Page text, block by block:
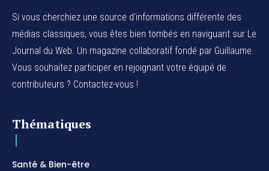
Si vous cherchiez une source d'informations différente des
médias classiques, vous êtes bien tombés en naviguant sur Le
Journal du Web. Un magazine collaboratif fondé par Guillaume.
Vous souhaitez participer en rejoignant votre équipé de
contributeurs ? Contactez-vous !
Thématiques
Santé & Bien-être